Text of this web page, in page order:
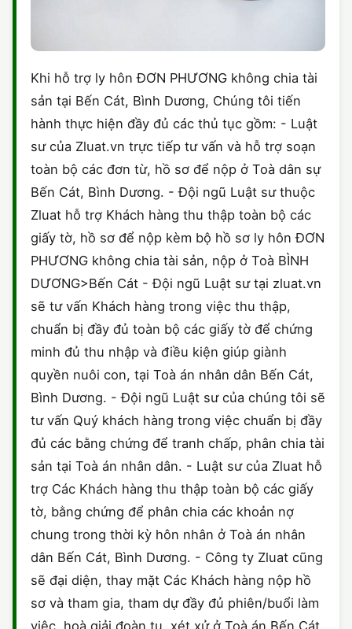
Khi hỗ trợ ly hôn ĐƠN PHƯƠNG không chia tài
sản tại Bến Cát, Bình Dương, Chúng tôi tiến
hành thực hiện đầy đủ các thủ tục gồm: - Luật
sư của Zluat.vn trực tiếp tư vấn và hỗ trợ soạn
toàn bộ các đơn từ, hồ sơ để nộp ở Toà dân sự
Bến Cát, Bình Dương. - Đội ngũ Luật sư thuộc
Zluat hỗ trợ Khách hàng thu thập toàn bộ các
giấy tờ, hồ sơ để nộp kèm bộ hồ sơ ly hôn ĐƠN
PHƯƠNG không chia tài sản, nộp ở Toà BÌNH
DƯƠNG>Bến Cát - Đội ngũ Luật sư tại zluat.vn
sẽ tư vấn Khách hàng trong việc thu thập,
chuẩn bị đầy đủ toàn bộ các giấy tờ để chứng
minh đủ thu nhập và điều kiện giúp giành
quyền nuôi con, tại Toà án nhân dân Bến Cát,
Bình Dương. - Đội ngũ Luật sư của chúng tôi sẽ
tư vấn Quý khách hàng trong việc chuẩn bị đầy
đủ các bằng chứng để tranh chấp, phân chia tài
sản tại Toà án nhân dân. - Luật sư của Zluat hỗ
trợ Các Khách hàng thu thập toàn bộ các giấy
tờ, bằng chứng để phân chia các khoản nợ
chung trong thời kỳ hôn nhân ở Toà án nhân
dân Bến Cát, Bình Dương. - Công ty Zluat cũng
sẽ đại diện, thay mặt Các Khách hàng nộp hồ
sơ và tham gia, tham dự đầy đủ phiên/buổi làm
việc, hoà giải đoàn tụ, xét xử ở Toà án Bến Cát,